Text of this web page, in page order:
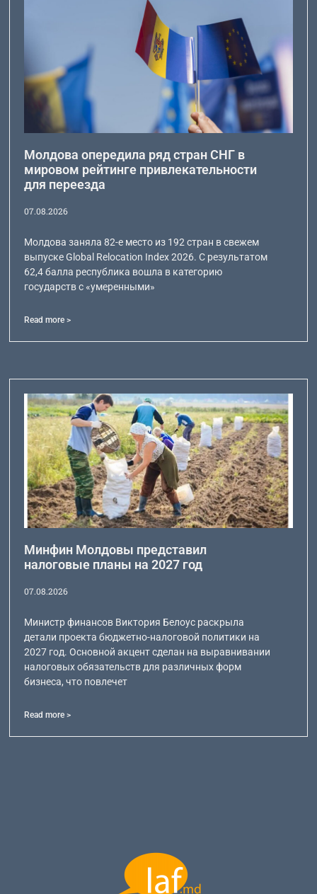
Молдова опередила ряд стран СНГ в
мировом рейтинге привлекательности
для переезда
07.08.2026
Молдова заняла 82-е место из 192 стран в свежем
выпуске Global Relocation Index 2026. С результатом
62,4 балла республика вошла в категорию
государств с «умеренными»
Read more >
Минфин Молдовы представил
налоговые планы на 2027 год
07.08.2026
Министр финансов Виктория Белоус раскрыла
детали проекта бюджетно-налоговой политики на
2027 год. Основной акцент сделан на выравнивании
налоговых обязательств для различных форм
бизнеса, что повлечет
Read more >